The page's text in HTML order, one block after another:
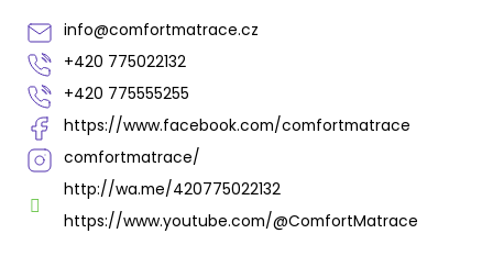
p
r
v
i
u
info@comfortmatrace.cz
+420 775022132
+420 775555255
https://www.facebook.com/comfortmatrace
comfortmatrace/
http://wa.me/420775022132
https://www.youtube.com/@ComfortMatrace